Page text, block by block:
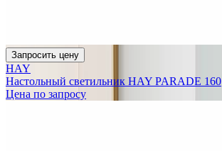
Запросить цену
HAY
Настольный светильник HAY PARADE 160
Цена по запросу